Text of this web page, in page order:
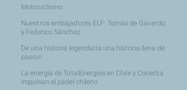
Motociclismo
Nuestros embajadores ELF: Tomás de Gavardo
y Federico Sánchez
De una historia legendaria una historia llena de
pasion
La energía de TotalEnergies en Chile y Conecta
impulsan el pádel chileno